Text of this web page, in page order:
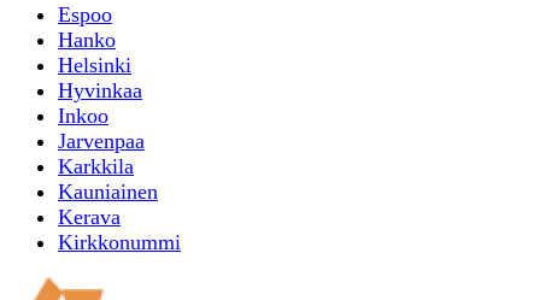
Espoo
Hanko
Helsinki
Hyvinkaa
Inkoo
Jarvenpaa
Karkkila
Kauniainen
Kerava
Kirkkonummi